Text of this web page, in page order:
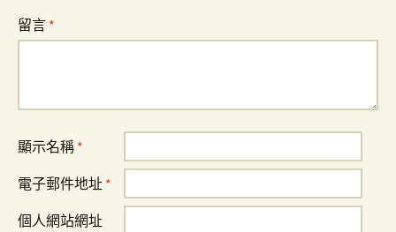
留言 *
顯示名稱 *
電子郵件地址 *
個人網站網址